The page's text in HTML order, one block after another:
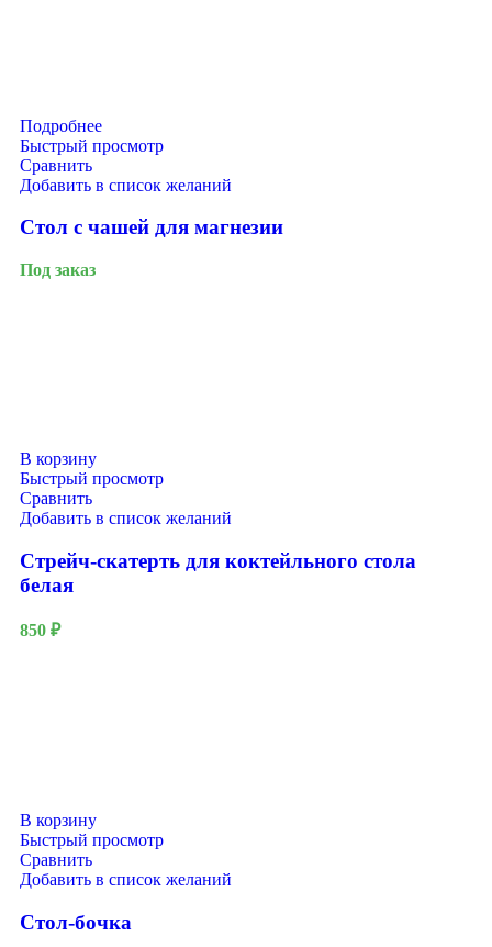
Подробнее
Быстрый просмотр
Сравнить
Добавить в список желаний
Стол с чашей для магнезии
Под заказ
В корзину
Быстрый просмотр
Сравнить
Добавить в список желаний
Стрейч-скатерть для коктейльного стола
белая
850 ₽
В корзину
Быстрый просмотр
Сравнить
Добавить в список желаний
Стол-бочка